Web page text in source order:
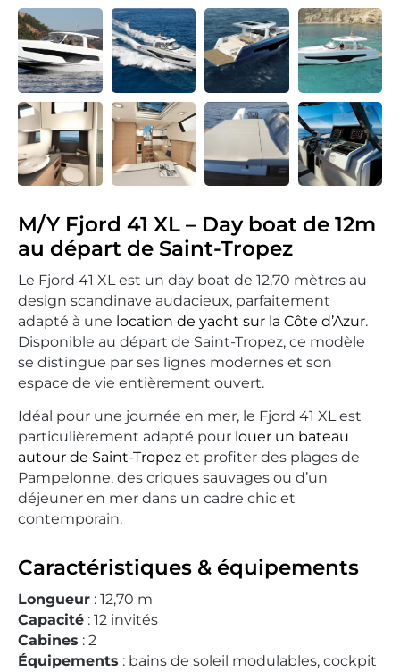
M/Y Fjord 41 XL – Day boat de 12m
au départ de Saint-Tropez
Le Fjord 41 XL est un day boat de 12,70 mètres au
design scandinave audacieux, parfaitement
adapté à une location de yacht sur la Côte d’Azur.
Disponible au départ de Saint-Tropez, ce modèle
se distingue par ses lignes modernes et son
espace de vie entièrement ouvert.
Idéal pour une journée en mer, le Fjord 41 XL est
particulièrement adapté pour louer un bateau
autour de Saint-Tropez et profiter des plages de
Pampelonne, des criques sauvages ou d’un
déjeuner en mer dans un cadre chic et
contemporain.
Caractéristiques & équipements
Longueur : 12,70 m
Capacité : 12 invités
Cabines : 2
Équipements : bains de soleil modulables, cockpit